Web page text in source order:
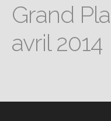
Grand
avril 2014